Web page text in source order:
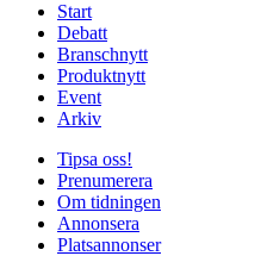
Start
Debatt
Branschnytt
Produktnytt
Event
Arkiv
Tipsa oss!
Prenumerera
Om tidningen
Annonsera
Platsannonser